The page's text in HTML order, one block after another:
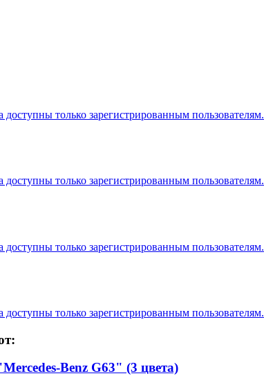
только зарегистрированным пользователям.
только зарегистрированным пользователям.
только зарегистрированным пользователям.
только зарегистрированным пользователям.
Benz G63" (3 цвета)